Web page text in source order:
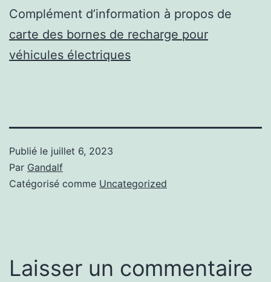
Complément d’information à propos de
carte des bornes de recharge pour
véhicules électriques
Publié le juillet 6, 2023
Par Gandalf
Catégorisé comme Uncategorized
Laisser un commentaire